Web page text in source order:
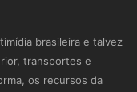
brasileira e talvez
transportes e
os recursos da